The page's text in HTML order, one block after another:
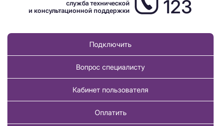
служба технической
и консультационной поддержки
123
Подключить
Вопрос специалисту
Кабинет пользователя
Оплатить